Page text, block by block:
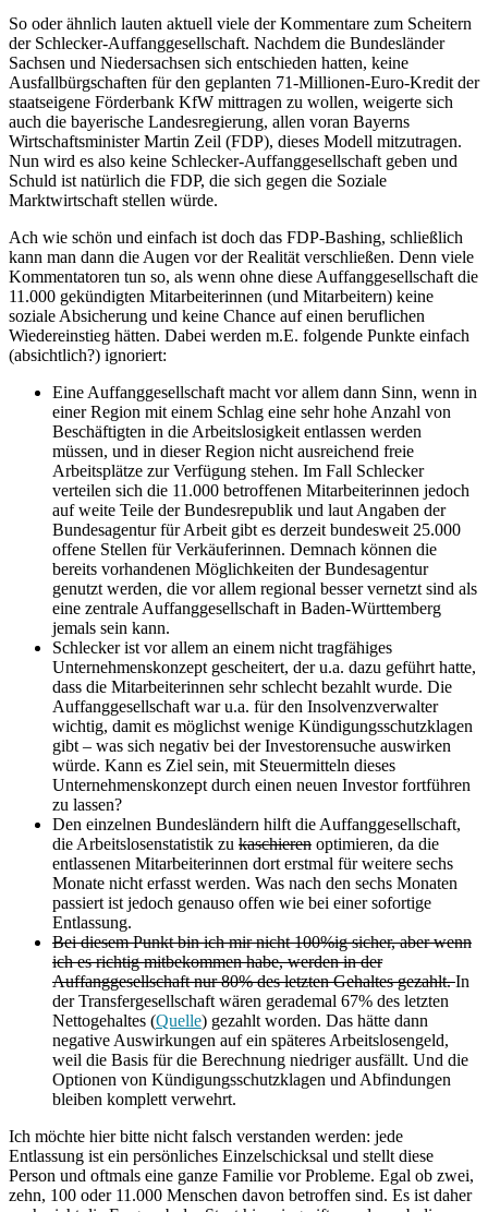
So oder ähnlich lauten aktuell viele der Kommentare zum Scheitern
der Schlecker-Auffanggesellschaft. Nachdem die Bundesländer
Sachsen und Niedersachsen sich entschieden hatten, keine
Ausfallbürgschaften für den geplanten 71-Millionen-Euro-Kredit der
staatseigene Förderbank KfW mittragen zu wollen, weigerte sich
auch die bayerische Landesregierung, allen voran Bayerns
Wirtschaftsminister Martin Zeil (FDP), dieses Modell mitzutragen.
Nun wird es also keine Schlecker-Auffanggesellschaft geben und
Schuld ist natürlich die FDP, die sich gegen die Soziale
Marktwirtschaft stellen würde.
Ach wie schön und einfach ist doch das FDP-Bashing, schließlich
kann man dann die Augen vor der Realität verschließen. Denn viele
Kommentatoren tun so, als wenn ohne diese Auffanggesellschaft die
11.000 gekündigten Mitarbeiterinnen (und Mitarbeitern) keine
soziale Absicherung und keine Chance auf einen beruflichen
Wiedereinstieg hätten. Dabei werden m.E. folgende Punkte einfach
(absichtlich?) ignoriert:
Eine Auffanggesellschaft macht vor allem dann Sinn, wenn in
einer Region mit einem Schlag eine sehr hohe Anzahl von
Beschäftigten in die Arbeitslosigkeit entlassen werden
müssen, und in dieser Region nicht ausreichend freie
Arbeitsplätze zur Verfügung stehen. Im Fall Schlecker
verteilen sich die 11.000 betroffenen Mitarbeiterinnen jedoch
auf weite Teile der Bundesrepublik und laut Angaben der
Bundesagentur für Arbeit gibt es derzeit bundesweit 25.000
offene Stellen für Verkäuferinnen. Demnach können die
bereits vorhandenen Möglichkeiten der Bundesagentur
genutzt werden, die vor allem regional besser vernetzt sind als
eine zentrale Auffanggesellschaft in Baden-Württemberg
jemals sein kann.
Schlecker ist vor allem an einem nicht tragfähiges
Unternehmenskonzept gescheitert, der u.a. dazu geführt hatte,
dass die Mitarbeiterinnen sehr schlecht bezahlt wurde. Die
Auffanggesellschaft war u.a. für den Insolvenzverwalter
wichtig, damit es möglichst wenige Kündigungsschutzklagen
gibt – was sich negativ bei der Investorensuche auswirken
würde. Kann es Ziel sein, mit Steuermitteln dieses
Unternehmenskonzept durch einen neuen Investor fortführen
zu lassen?
Den einzelnen Bundesländern hilft die Auffanggesellschaft,
die Arbeitslosenstatistik zu kaschieren optimieren, da die
entlassenen Mitarbeiterinnen dort erstmal für weitere sechs
Monate nicht erfasst werden. Was nach den sechs Monaten
passiert ist jedoch genauso offen wie bei einer sofortige
Entlassung.
Bei diesem Punkt bin ich mir nicht 100%ig sicher, aber wenn
ich es richtig mitbekommen habe, werden in der
Auffanggesellschaft nur 80% des letzten Gehaltes gezahlt.In
der Transfergesellschaft wären gerademal 67% des letzten
Nettogehaltes (Quelle) gezahlt worden. Das hätte dann
negative Auswirkungen auf ein späteres Arbeitslosengeld,
weil die Basis für die Berechnung niedriger ausfällt. Und die
Optionen von Kündigungsschutzklagen und Abfindungen
bleiben komplett verwehrt.
Ich möchte hier bitte nicht falsch verstanden werden: jede
Entlassung ist ein persönliches Einzelschicksal und stellt diese
Person und oftmals eine ganze Familie vor Probleme. Egal ob zwei,
zehn, 100 oder 11.000 Menschen davon betroffen sind. Es ist daher